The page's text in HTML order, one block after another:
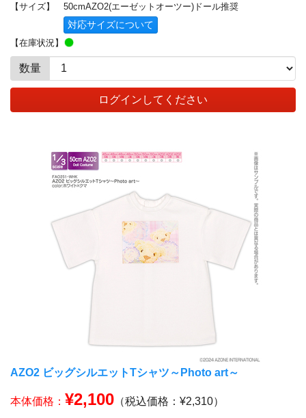
【サイズ】
50cmAZO2(エーゼットオーツー)ドール推奨
対応サイズについて
【在庫状況】
数量
ログインしてください
AZO2 ビッグシルエットTシャツ～Photo art～
本体価格： ¥2,100 （税込価格：¥2,310）